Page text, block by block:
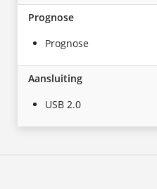
Prognose
Prognose
Aansluiting
USB 2.0